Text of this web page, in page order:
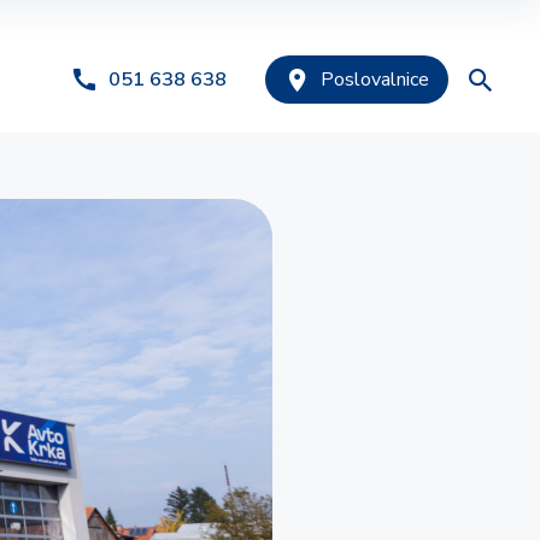
Police za vozni park
zavarovanja
051 638 638 Poslovalnice
Avtomobilsko zavarovanje
Registracija